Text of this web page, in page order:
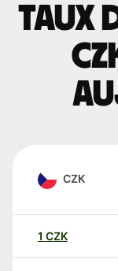
Taux
CZK
1 CZK